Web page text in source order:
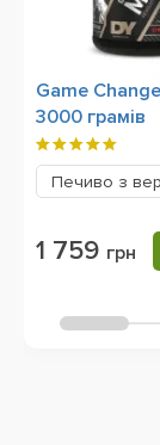
Game
3000 грамів
1 759 грн